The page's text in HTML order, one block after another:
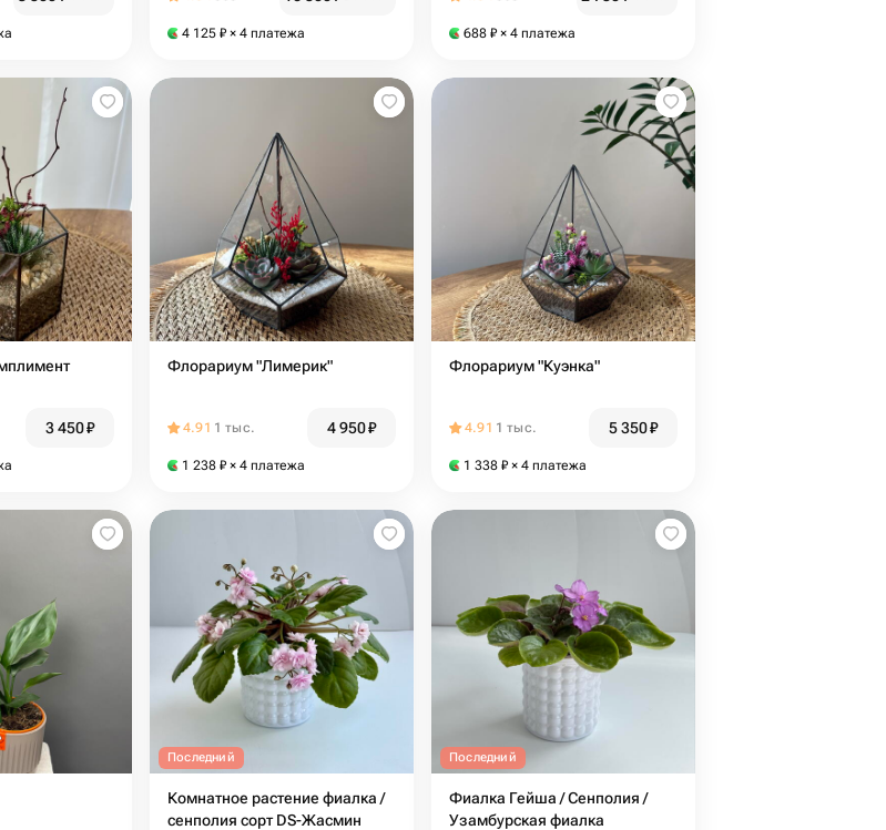
4 125 ₽ × 4 платежа 688 ₽ × 4 платежа
3 450₽
Флорариум "Лимерик"
4.91 1 тыс. 4 950₽
1 238 ₽ × 4 платежа
Флорариум "Куэнка"
4.91 1 тыс. 5 350₽
1 338 ₽ × 4 платежа
Последний
Комнатное растение фиалка /
сенполия сорт DS-Жасмин
Последний
Фиалка Гейша / Сенполия /
Узамбурская фиалка